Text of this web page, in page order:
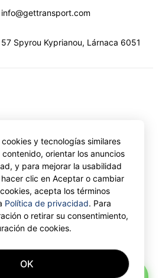
info@gettransport.com
57 Spyrou Kyprianou, Lárnaca 6051
Limited. GetTransport®
International Limited.
y tecnologías similares
orientar los anuncios
y para mejorar la usabilidad
clic en Aceptar o cambiar
acepta los términos
Política de privacidad. Para
o retirar su consentimiento,
de cookies.
OK